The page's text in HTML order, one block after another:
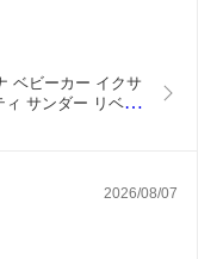
ベビーカー イクサ
ィ サンダー リベテ
2026/08/07